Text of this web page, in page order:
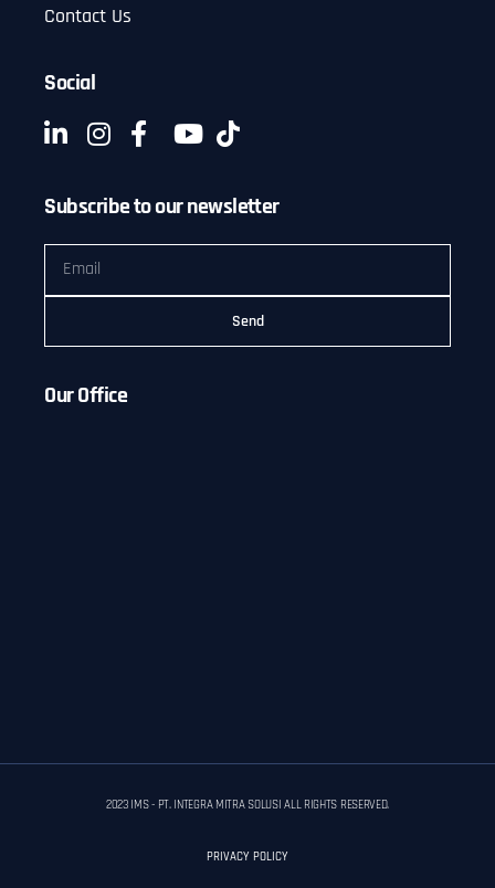
Contact Us
Social
Subscribe to our newsletter
Send
Our Office
2023 IMS - PT. INTEGRA MITRA SOLUSI ALL RIGHTS RESERVED.
PRIVACY POLICY